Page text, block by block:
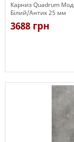
Карниз Quadrum
Білий/Антик 25 мм
3688 грн